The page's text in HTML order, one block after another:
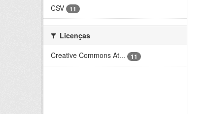
CSV
11
Licenças
Creative Commons At...
11